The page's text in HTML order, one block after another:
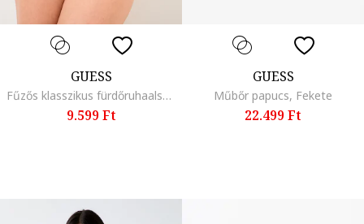
GUESS
Fűzős klasszikus fürdőruhaalsó, Fehér/Koptatott fekete
9.599 Ft
GUESS
Műbőr papucs, Fekete
22.499 Ft